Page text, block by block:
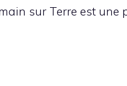
sur Terre est une